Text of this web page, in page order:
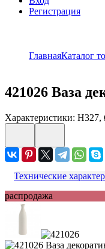
Регистрация
ГлавнаяКаталог
421026 Ваза
Характеристики:
Технические
распродажа